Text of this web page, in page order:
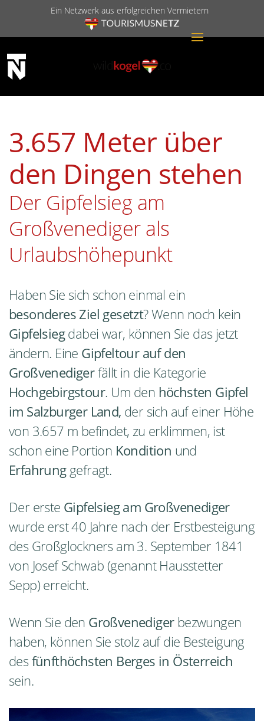
Ein Netzwerk aus erfolgreichen Vermietern
3.657 Meter über
den Dingen stehen
Der Gipfelsieg am
Großvenediger als
Urlaubshöhepunkt
Haben Sie sich schon einmal ein
besonderes Ziel gesetzt? Wenn noch kein
Gipfelsiegdabei war, können Sie das jetzt
ändern. Eine Gipfeltour auf den
Großvenedigerfällt in die Kategorie
Hochgebirgstour. Um den höchsten Gipfel
im Salzburger Land, der sich auf einer Höhe
von 3.657 m befindet, zu erklimmen, ist
schon eine Portion Kondition und
Erfahrung gefragt.
Der erste Gipfelsieg am Großvenediger
wurde erst 40 Jahre nach der Erstbesteigung
des Großglockners am 3. September 1841
von Josef Schwab (genannt Hausstetter
Sepp) erreicht.
Wenn Sie den Großvenedigerbezwungen
haben, können Sie stolz auf die Besteigung
desfünfthöchsten Berges in Österreich
sein.